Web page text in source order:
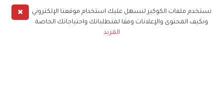
✖
نستخدم ملفات الكوكيز لنسهل عليك استخدام موقعنا الإلكتروني
ونكيف المحتوى والإعلانات وفقا لمتطلباتك واحتياجاتك الخاصة
المزيد